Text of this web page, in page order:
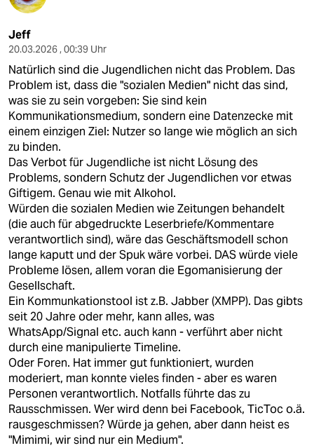
Jeff
20.03.2026 , 00:39 Uhr
Natürlich sind die Jugendlichen nicht das Problem. Das
Problem ist, dass die "sozialen Medien" nicht das sind,
was sie zu sein vorgeben: Sie sind kein
Kommunikationsmedium, sondern eine Datenzecke mit
einem einzigen Ziel: Nutzer so lange wie möglich an sich
zu binden.
Das Verbot für Jugendliche ist nicht Lösung des
Problems, sondern Schutz der Jugendlichen vor etwas
Giftigem. Genau wie mit Alkohol.
Würden die sozialen Medien wie Zeitungen behandelt
(die auch für abgedruckte Leserbriefe/Kommentare
verantwortlich sind), wäre das Geschäftsmodell schon
lange kaputt und der Spuk wäre vorbei. DAS würde viele
Probleme lösen, allem voran die Egomanisierung der
Gesellschaft.
Ein Kommunkationstool ist z.B. Jabber (XMPP). Das gibts
seit 20 Jahre oder mehr, kann alles, was
WhatsApp/Signal etc. auch kann - verführt aber nicht
durch eine manipulierte Timeline.
Oder Foren. Hat immer gut funktioniert, wurden
moderiert, man konnte vieles finden - aber es waren
Personen verantwortlich. Notfalls führte das zu
Rausschmissen. Wer wird denn bei Facebook, TicToc o.ä.
rausgeschmissen? Würde ja gehen, aber dann heist es
"Mimimi, wir sind nur ein Medium".